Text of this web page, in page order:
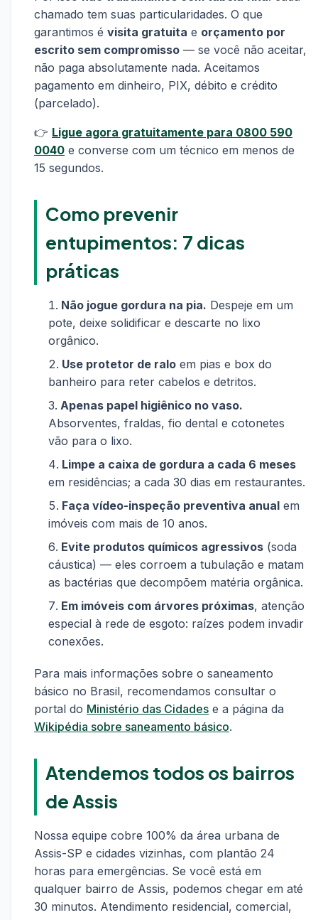
chamado tem suas particularidades. O que
garantimos é visita gratuita e orçamento por
escrito sem compromisso — se você não aceitar,
não paga absolutamente nada. Aceitamos
pagamento em dinheiro, PIX, débito e crédito
(parcelado).
👉 Ligue agora gratuitamente para 0800 590
0040 e converse com um técnico em menos de
15 segundos.
Como prevenir
entupimentos: 7 dicas
práticas
Não jogue gordura na pia. Despeje em um
pote, deixe solidificar e descarte no lixo
orgânico.
Use protetor de ralo em pias e box do
banheiro para reter cabelos e detritos.
Apenas papel higiênico no vaso.
Absorventes, fraldas, fio dental e cotonetes
vão para o lixo.
Limpe a caixa de gordura a cada 6 meses
em residências; a cada 30 dias em restaurantes.
Faça vídeo-inspeção preventiva anual em
imóveis com mais de 10 anos.
Evite produtos químicos agressivos (soda
cáustica) — eles corroem a tubulação e matam
as bactérias que decompõem matéria orgânica.
Em imóveis com árvores próximas, atenção
especial à rede de esgoto: raízes podem invadir
conexões.
Para mais informações sobre o saneamento
básico no Brasil, recomendamos consultar o
portal do Ministério das Cidades e a página da
Wikipédia sobre saneamento básico.
Atendemos todos os bairros
de Assis
Nossa equipe cobre 100% da área urbana de
Assis-SP e cidades vizinhas, com plantão 24
horas para emergências. Se você está em
qualquer bairro de Assis, podemos chegar em até
30 minutos. Atendimento residencial, comercial,